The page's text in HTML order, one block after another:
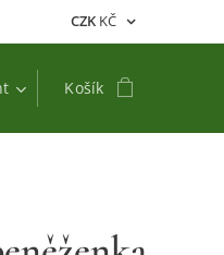
CZK KČ
Košík